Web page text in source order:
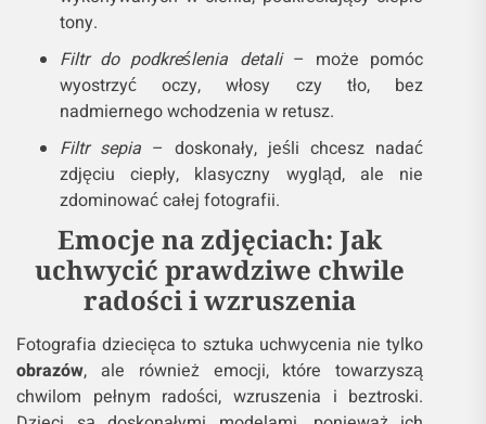
Rodzaje filtrów, które najlepiej
sprawdzą się w fotografii dziecięcej:
Filtr rozjaśniający– idealny do zdjęć
wykonywanych w cieniu, podkreślający ciepłe
tony.
Filtr do podkreślenia detali
wyostrzyć oczy, włosy czy tło, bez
nadmiernego wchodzenia w retusz.
Filtr sepia– doskonały, jeśli chcesz nadać
zdjęciu ciepły, klasyczny wygląd, ale nie
zdominować całej fotografii.
Emocje na zdjęciach: Jak
uchwycić prawdziwe chwile